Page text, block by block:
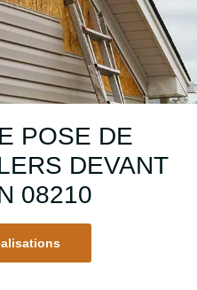
POSE DE
DEVANT
08210